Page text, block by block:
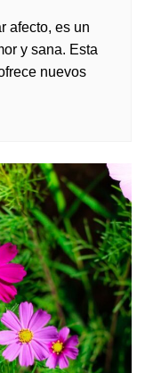
afecto, es un
y sana. Esta
nuevos